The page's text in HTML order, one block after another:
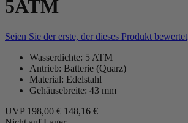
5ATM
Seien Sie der erste, der dieses Produkt bewertet
Wasserdichte: 5 ATM
Antrieb: Batterie (Quarz)
Material: Edelstahl
Gehäusebreite: 43 mm
UVP 198,00 € 148,16 €